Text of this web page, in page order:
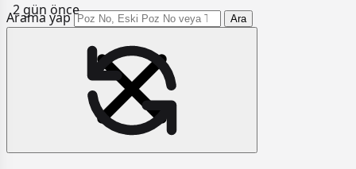
Arama yap Ara
2 gün önce